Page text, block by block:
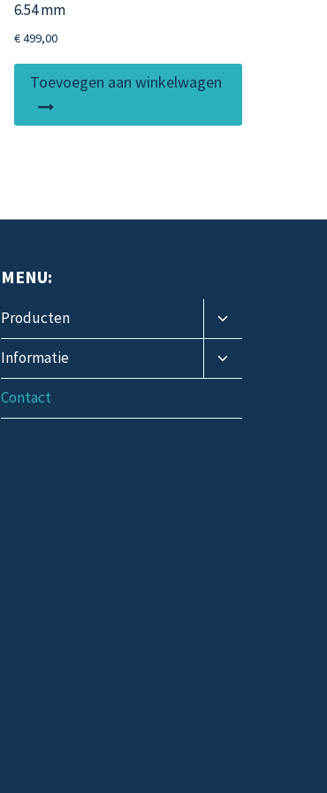
6.54 mm
€499,00
Toevoegen aan winkelwagen
MENU:
Producten
Toggle
submenu
Informatie
Toggle
submenu
Contact